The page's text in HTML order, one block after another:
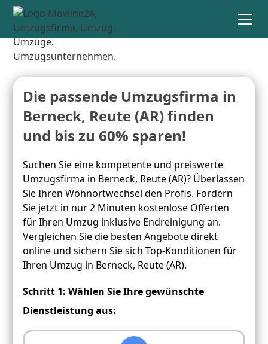
Die passende Umzugsfirma in
Berneck, Reute (AR) finden
und bis zu 60% sparen!
Suchen Sie eine kompetente und preiswerte
Umzugsfirma in Berneck, Reute (AR)? Überlassen
Sie Ihren Wohnortwechsel den Profis. Fordern
Sie jetzt in nur 2 Minuten kostenlose Offerten
für Ihren Umzug inklusive Endreinigung an.
Vergleichen Sie die besten Angebote direkt
online und sichern Sie sich Top-Konditionen für
Ihren Umzug in Berneck, Reute (AR).
Schritt 1: Wählen Sie Ihre gewünschte
Dienstleistung aus: